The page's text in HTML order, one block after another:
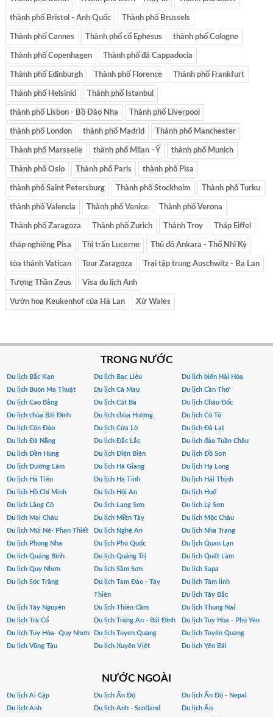
thành phố Bristol - Anh Quốc Thành phố Brussels
Thành phố Cannes Thành phố cổ Ephesus thành phố Cologne
Thành phố Copenhagen Thành phố đá Cappadocia
Thành phố Edinburgh Thành phố Florence Thành phố Frankfurt
Thành phố Helsinki Thành phố Istanbul
thành phố Lisbon - Bồ Đào Nha Thành phố Liverpool
thành phố London thành phố Madrid Thành phố Manchester
Thành phố Marsselle thành phố Milan - Ý thành phố Munich
Thành phố Oslo Thành phố Paris thành phố Pisa
thành phố Saint Petersburg Thành phố Stockholm Thành phố Turku
thành phố Valencia Thành phố Venice Thành phố Verona
Thành phố Zaragoza Thành phố Zurich Thành Troy Tháp Eiffel
tháp nghiêng Pisa Thị trấn Lucerne Thủ đô Ankara - Thổ Nhĩ Kỳ
tòa thánh Vatican Tour Zaragoza Trại tập trung Auschwitz - Ba Lan
Tượng Thần Zeus Visa du lịch Anh
Vườn hoa Keukenhof của Hà Lan Xứ Wales
TRONG NƯỚC
Du lịch Bắc Kạn Du lịch Bạc Liêu
Du lịch biển Hải Hòa
Du lịch Buôn Ma Thuật
Du lịch Cà Mau
Du lịch Cần Thơ
Du lịch Cao Bằng
Du lịch Cát Bà
Du lịch Châu Đốc
Du lịch chùa Bái Đính
Du lịch chùa Hương
Du lịch Cô Tô
Du lịch Côn Đảo
Du lịch Cửa Lò
Du lịch Đà Lạt
Du lịch Đà Nẵng
Du lịch Đắc Lắc
Du lịch đảo Tuần Châu
Du lịch Đền Hùng
Du lịch Điện Biên
Du lịch Đồ Sơn
Du lịch Đường Lâm
Du lịch Hà Giang
Du lịch Hạ Long
Du lịch Hà Tiên
Du lịch Hà Tĩnh
Du lịch Hải Thịnh
Du lịch Hồ Chí Minh
Du lịch Hội An
Du lịch Huế
Du lịch Lăng Cô
Du lịch Lạng Sơn
Du lịch Lý Sơn
Du lịch Mai Châu
Du lịch Miền Tây
Du lịch Mộc Châu
Du lịch Mũi Né- Phan Thiết
Du lịch Nghệ An
Du lịch Nha Trang
Du lịch Phong Nha
Du lịch Phú Quốc
Du lịch Quan Lạn
Du lịch Quảng Bình
Du lịch Quảng Trị
Du lịch Quất Lâm
Du lịch Quy Nhơn
Du lịch Sầm Sơn
Du lịch Sapa
Du lịch Sóc Trăng
Du lịch Tam Đảo - Tây
Thiên
Du lịch Tâm linh
Du lịch Tây Bắc
Du lịch Tây Nguyên
Du lịch Thiên Cầm
Du lịch Thung Nai
Du lịch Trà Cổ
Du lịch Tràng An - Bái Đính
Du lịch Tuy Hòa - Phú Yên
Du lịch Tuy Hòa- Quy Nhơn
Du lịch Tuyen Quang
Du lịch Tuyên Quang
Du lịch Vũng Tàu
Du lịch Xuyên Việt Du lịch Yên Bái
NƯỚC NGOÀI
Du lịch Ai Cập Du lịch Ấn Độ
Du lịch Ấn Độ - Nepal
Du lịch Anh
Du lịch Anh - Scotland
Du lịch Áo